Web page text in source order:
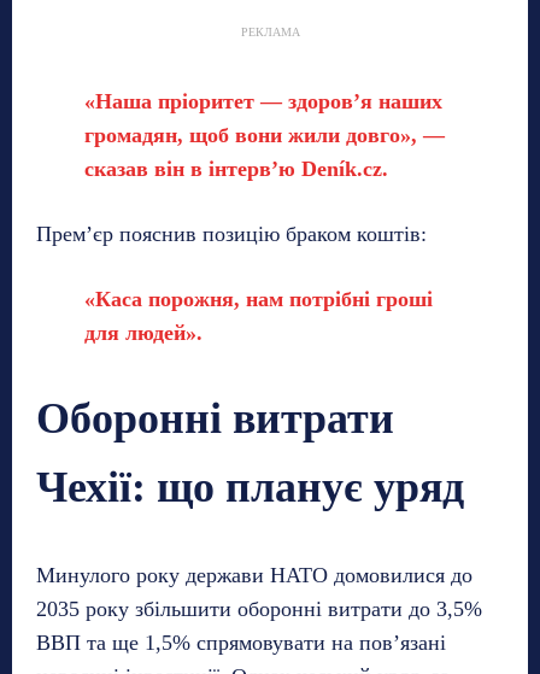
РЕКЛАМА
«Наша пріоритет — здоров’я наших
громадян, щоб вони жили довго», —
сказав він в інтерв’ю Deník.cz.
Прем’єр пояснив позицію браком коштів:
«Каса порожня, нам потрібні гроші
для людей».
Оборонні витрати
Чехії: що планує уряд
Минулого року держави НАТО домовилися до
2035 року збільшити оборонні витрати до 3,5%
ВВП та ще 1,5% спрямовувати на пов’язані